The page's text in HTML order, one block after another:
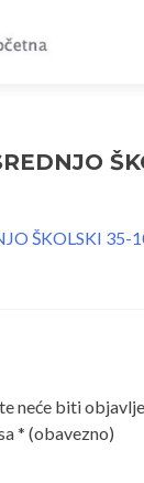
ŠKOLSKI 35-
neće biti
* (obavezno)